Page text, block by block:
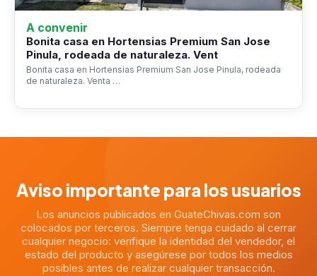
A convenir
Bonita casa en Hortensias Premium San Jose
Pinula, rodeada de naturaleza. Vent
Bonita casa en Hortensias Premium San Jose Pinula, rodeada
de naturaleza. Venta …
Aviso importante para los usuarios
Los anuncios publicados en GuateChivas.com son
colocados por terceros. Siempre tenga cuidado al cerrar
cualquier negocio: verifique la identidad del vendedor, el
estado del producto y asegúrese por todos los medios
posibles antes de realizar cualquier transacción.